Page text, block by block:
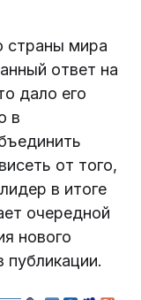
страны мира
ответ на
дало его
в
от того,
в итоге
очередной
нового
публикации.